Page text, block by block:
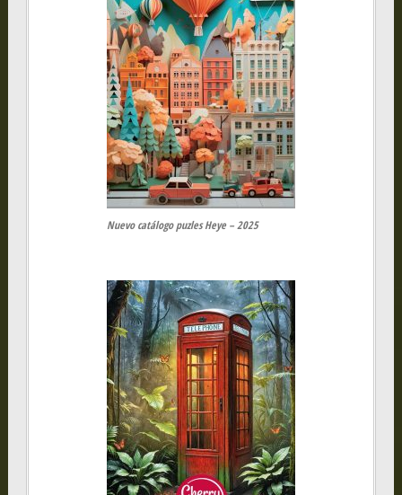
Nuevo catálogo puzles Heye – 2025